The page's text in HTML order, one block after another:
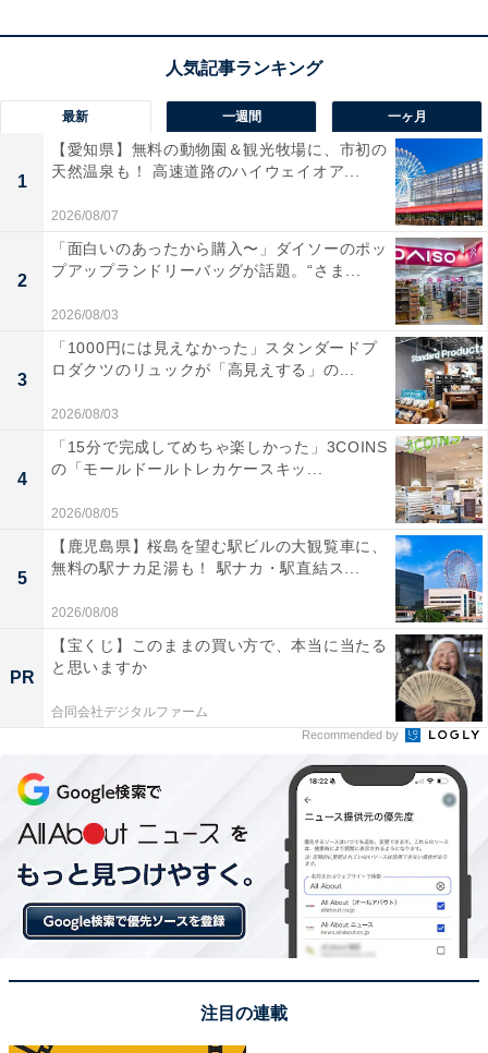
最新 一週間 一ヶ月
1
【愛知県】無料の動物園＆観光牧場に、市初の
天然温泉も！ 高速道路のハイウェイオア...
2026/08/07
2
「面白いのあったから購入〜」ダイソーのポッ
プアップランドリーバッグが話題。“さま...
2026/08/03
3
「1000円には見えなかった」スタンダードプ
ロダクツのリュックが「高見えする」の...
2026/08/03
4
「15分で完成してめちゃ楽しかった」3COINS
の「モールドールトレカケースキッ...
2026/08/05
5
【鹿児島県】桜島を望む駅ビルの大観覧車に、
無料の駅ナカ足湯も！ 駅ナカ・駅直結ス...
2026/08/08
PR
【宝くじ】このままの買い方で、本当に当たる
と思いますか
合同会社デジタルファーム
Recommended by
注目の連載